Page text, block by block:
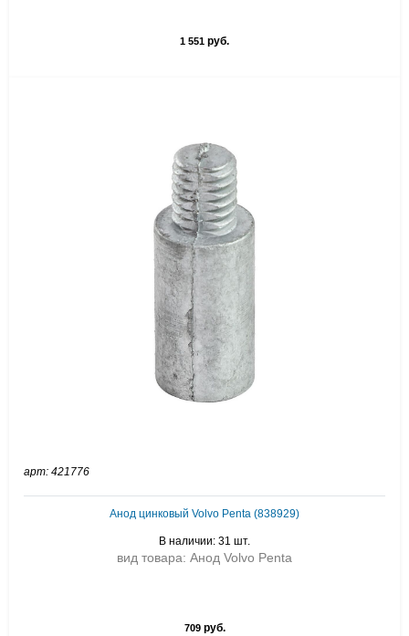
1 551 руб.
арт: 421776
Анод цинковый Volvo Penta (838929)
В наличии: 31 шт.
вид товара: Анод Volvo Penta
709руб.